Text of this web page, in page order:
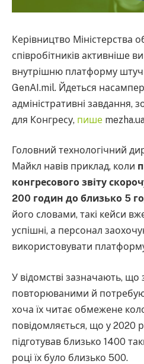
Керівництво Міністерства
співробітників активніше
внутрішню платформу
GenAI.mil. Йдеться
адміністративні завдання,
для Конгресу, пише
Головний технологічний
Майкл навів приклад, коли
конгресового звіту
200 годин до близько 5
його словами, такі кейси
успішні, а персонал
використовувати
У відомстві зазначають, що
повторюваними й
хоча їх читає обмежене
повідомляється, що у 2020
підготував близько 1400
році їх було близько 500.